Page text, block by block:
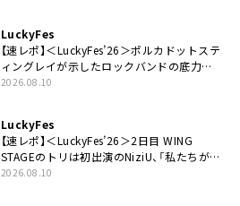
LuckyFes
【速レポ】＜LuckyFes’26＞ポルカドットステ
ィングレイが示したロックバンドの底力
「LuckyFesのマスコットキャラクターである
2026.08.10
LuckyFes
【速レポ】＜LuckyFes’26＞2日目 WING
STAGEのトリは初出演のNiziU、「私たちが最
高の夏の思い出にしてみせます」
2026.08.10